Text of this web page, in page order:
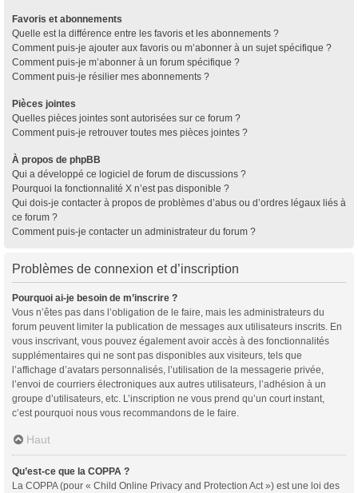
Favoris et abonnements
Quelle est la différence entre les favoris et les abonnements ?
Comment puis-je ajouter aux favoris ou m’abonner à un sujet spécifique ?
Comment puis-je m’abonner à un forum spécifique ?
Comment puis-je résilier mes abonnements ?
Pièces jointes
Quelles pièces jointes sont autorisées sur ce forum ?
Comment puis-je retrouver toutes mes pièces jointes ?
À propos de phpBB
Qui a développé ce logiciel de forum de discussions ?
Pourquoi la fonctionnalité X n’est pas disponible ?
Qui dois-je contacter à propos de problèmes d’abus ou d’ordres légaux liés à
ce forum ?
Comment puis-je contacter un administrateur du forum ?
Problèmes de connexion et d’inscription
Pourquoi ai-je besoin de m’inscrire ?
Vous n’êtes pas dans l’obligation de le faire, mais les administrateurs du
forum peuvent limiter la publication de messages aux utilisateurs inscrits. En
vous inscrivant, vous pouvez également avoir accès à des fonctionnalités
supplémentaires qui ne sont pas disponibles aux visiteurs, tels que
l’affichage d’avatars personnalisés, l’utilisation de la messagerie privée,
l’envoi de courriers électroniques aux autres utilisateurs, l’adhésion à un
groupe d’utilisateurs, etc. L’inscription ne vous prend qu’un court instant,
c’est pourquoi nous vous recommandons de le faire.
Haut
Qu’est-ce que la COPPA ?
La COPPA (pour « Child Online Privacy and Protection Act ») est une loi des